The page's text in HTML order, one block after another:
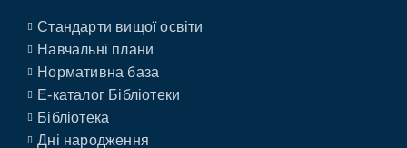
Стандарти вищої освіти
Навчальні плани
Нормативна база
E-каталог Бібліотеки
Бібліотека
Дні народження